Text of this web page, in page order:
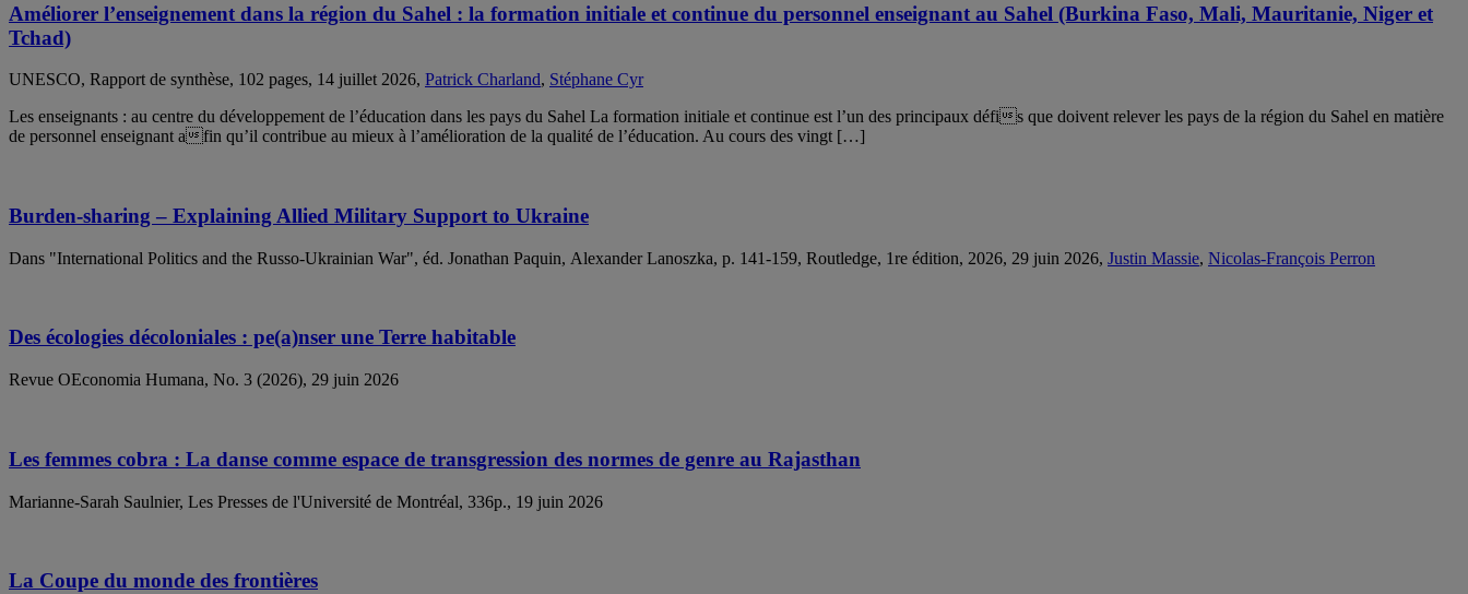
Améliorer l’enseignement dans la région du Sahel : la formation initiale et continue du personnel enseignant au Sahel (Burkina Faso, Mali, Mauritanie, Niger et
Tchad)
UNESCO, Rapport de synthèse, 102 pages, 14 juillet 2026, Patrick Charland, Stéphane Cyr
Les enseignants : au centre du développement de l’éducation dans les pays du Sahel La formation initiale et continue est l’un des principaux défis que doivent relever les pays de la région du Sahel en matière
de personnel enseignant afin qu’il contribue au mieux à l’amélioration de la qualité de l’éducation. Au cours des vingt […]
Burden-sharing – Explaining Allied Military Support to Ukraine
Dans "International Politics and the Russo-Ukrainian War", éd. Jonathan Paquin, Alexander Lanoszka, p. 141-159, Routledge, 1re édition, 2026, 29 juin 2026, Justin Massie, Nicolas-François Perron
Des écologies décoloniales : pe(a)nser une Terre habitable
Revue OEconomia Humana, No. 3 (2026), 29 juin 2026
Les femmes cobra : La danse comme espace de transgression des normes de genre au Rajasthan
Marianne-Sarah Saulnier, Les Presses de l'Université de Montréal, 336p., 19 juin 2026
La Coupe du monde des frontières